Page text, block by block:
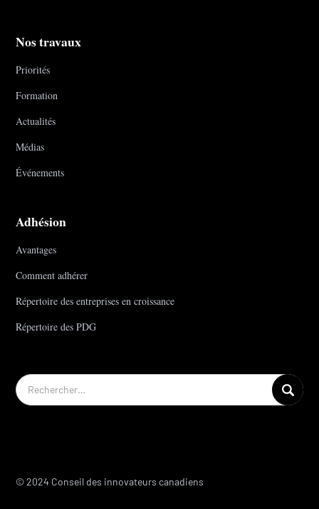
Nos travaux
Priorités
Formation
Actualités
Médias
Événements
Adhésion
Avantages
Comment adhérer
Répertoire des entreprises en croissance
Répertoire des PDG
© 2024 Conseil des innovateurs canadiens